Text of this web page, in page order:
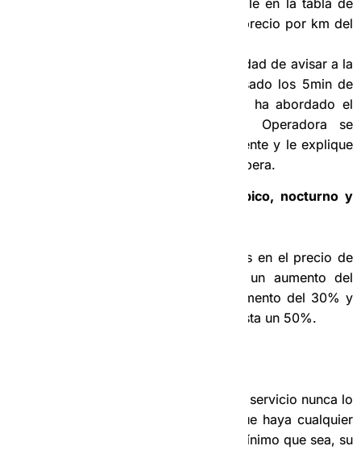
tarifas), que será sumado al precio por km del
El chofer tiene la responsabilidad de avisar a la
Operadora cuando hayan pasado los 5min de
cortesía, si aún el cliente no ha abordado el
vehículo, para que nuestra Operadora se
ponga en contacto con el cliente y le explique
el recargo de precio por la espera.
Los precios suben en los horarios pico, nocturno y
En estos horarios realizamos aumentos en el precio de
nuestro servicio. En pico aplicamos un aumento del
20%, en nocturno aplicamos un incremento del 30% y
en madrugada el aumento asciende hasta un 50%.
Debes saber que el precio del servicio nunca lo
puede poner el chofer, aunque haya cualquier
cambio en el recorrido, por mínimo que sea, su